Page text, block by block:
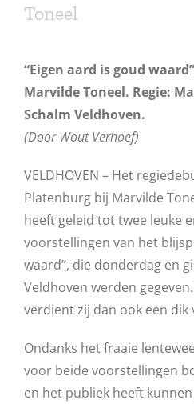
Toneel
“Eigen aard is goud
Marvilde Toneel. Regie:
Schalm Veldhoven.
(Door Wout Verhoef)
VELDHOVEN – Het
Platenburg bij Marvilde
heeft geleid tot twee leuke
voorstellingen van het
waard”, die donderdag en
Veldhoven werden
verdient zij dan ook een dik
Ondanks het fraaie
voor beide voorstellingen
en het publiek heeft